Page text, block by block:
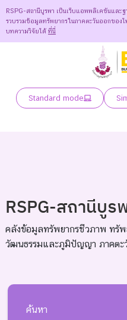
RSPG-สถานีบูรพา เป็นเว็บแอพพลิเคชันแล
รวบรวมข้อมูลทรัพยากรในภาคตะวันออกของ
บทความวิจัยได้ ที่นี่
Standard mode
RSPG-สถานีบูร
คลังข้อมูลทรัพยากรชีวภาพ ทรั
วัฒนธรรมและภูมิปัญญา ภาคตะ
ค้นหา